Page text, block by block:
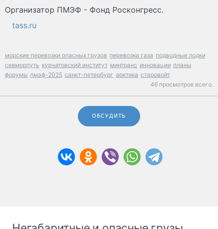
Организатор ПМЭФ - Фонд Росконгресс.
tass.ru
морские перевозки опасных грузов перевозка газа подводные лодки
севморпуть курчатовский институт минтранс инновации планы
форумы пмэф-2025 санкт-петербург арктика старовойт
46 просмотров всего.
ОБСУДИТЬ